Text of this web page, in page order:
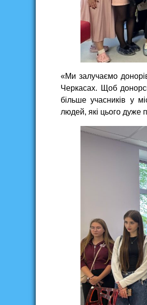
«Ми залучаємо
Черкасах. Щоб
більше учасників у
людей, які цього дуже